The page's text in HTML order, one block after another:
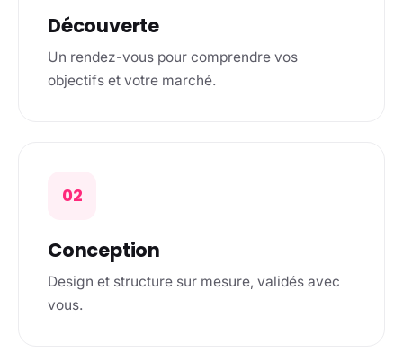
Découverte
Un rendez-vous pour comprendre vos
objectifs et votre marché.
02
Conception
Design et structure sur mesure, validés avec
vous.